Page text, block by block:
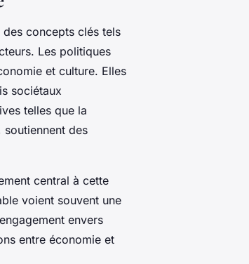
concepts clés tels
Les politiques
et culture. Elles
sociétaux
telles que la
des
central à cette
voient souvent une
envers
entre économie et